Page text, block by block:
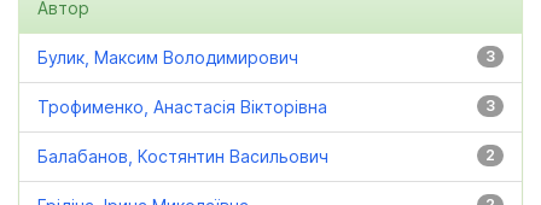
Автор
3
Булик, Максим Володимирович
3
Трофименко, Анастасія Вікторівна
2
Балабанов, Костянтин Васильович